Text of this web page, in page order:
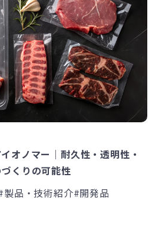
オノマー｜耐久性・透明性・
くりの可能性
製品・技術紹介#開発品